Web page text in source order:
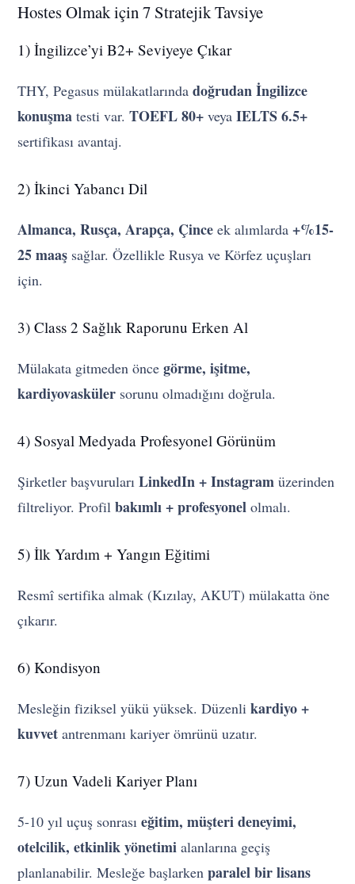
Hostes Olmak için 7 Stratejik Tavsiye
1) İngilizce’yi B2+ Seviyeye Çıkar
THY, Pegasus mülakatlarındadoğrudan İngilizce
konuşma testi var.TOEFL 80+ veyaIELTS 6.5+
sertifikası avantaj.
2) İkinci Yabancı Dil
Almanca, Rusça, Arapça, Çince ek alımlarda+%15-
25 maaş sağlar. Özellikle Rusya ve Körfez uçuşları
için.
3) Class 2 Sağlık Raporunu Erken Al
Mülakata gitmeden öncegörme, işitme,
kardiyovasküler sorunu olmadığını doğrula.
4) Sosyal Medyada Profesyonel Görünüm
Şirketler başvurularıLinkedIn + Instagram üzerinden
filtreliyor. Profilbakımlı + profesyonel olmalı.
5) İlk Yardım + Yangın Eğitimi
Resmî sertifika almak (Kızılay, AKUT) mülakatta öne
çıkarır.
6) Kondisyon
Mesleğin fiziksel yükü yüksek. Düzenlikardiyo +
kuvvet antrenmanı kariyer ömrünü uzatır.
7) Uzun Vadeli Kariyer Planı
5-10 yıl uçuş sonrasıeğitim, müşteri deneyimi,
otelcilik, etkinlik yönetimi alanlarına geçiş
planlanabilir. Mesleğe başlarkenparalel bir lisans